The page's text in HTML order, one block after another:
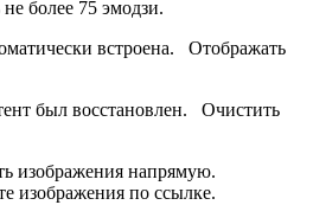
более 75 эмодзи.
встроена. Отображать
был восстановлен. Очистить
изображения напрямую.
изображения по ссылке.